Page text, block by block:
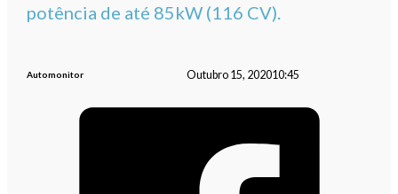
potência de até 85kW (116 CV).
Automonitor Outubro 15, 202010:45